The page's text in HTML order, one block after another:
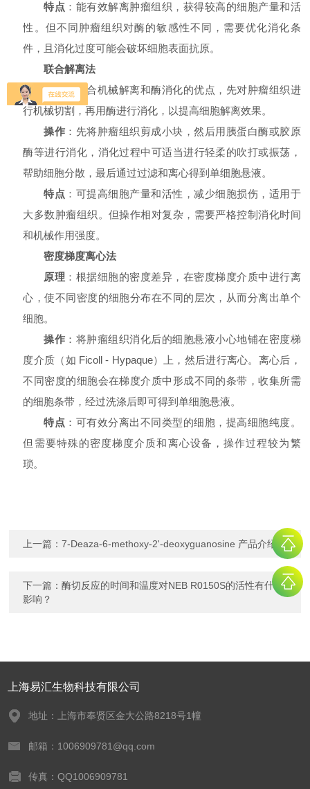
特点 ：能有效解离肿瘤组织，获得较高的细胞产量和活
性。但不同肿瘤组织对酶的敏感性不同，需要优化消化条
件，且消化过度可能会破坏细胞表面抗原。
联合解离法
原理：结合机械解离和酶消化的优点，先对肿瘤组织进
行机械切割，再用酶进行消化，以提高细胞解离效果。
操作 ：先将肿瘤组织剪成小块，然后用胰蛋白酶或胶原
酶等进行消化，消化过程中可适当进行轻柔的吹打或振荡，
帮助细胞分散，最后通过过滤和离心得到单细胞悬液。
特点 ：可提高细胞产量和活性，减少细胞损伤，适用于
大多数肿瘤组织。但操作相对复杂，需要严格控制消化时间
和机械作用强度。
密度梯度离心法
原理 ：根据细胞的密度差异，在密度梯度介质中进行离
心，使不同密度的细胞分布在不同的层次，从而分离出单个
细胞。
操作 ：将肿瘤组织消化后的细胞悬液小心地铺在密度梯
度介质（如 Ficoll - Hypaque）上，然后进行离心。离心后，
不同密度的细胞会在梯度介质中形成不同的条带，收集所需
的细胞条带，经过洗涤后即可得到单细胞悬液。
特点 ：可有效分离出不同类型的细胞，提高细胞纯度。
但需要特殊的密度梯度介质和离心设备，操作过程较为繁
琐。
上一篇：7-Deaza-6-methoxy-2'-deoxyguanosine 产品介绍
下一篇：酶切反应的时间和温度对NEB R0150S的活性有什么
影响？
上海易汇生物科技有限公司
地址：上海市奉贤区金大公路8218号1幢
邮箱：1006909781@qq.com
传真：QQ1006909781